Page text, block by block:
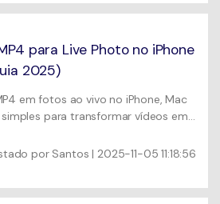
mais recentes.
para Live Photo no iPhone
2025)
em fotos ao vivo no iPhone, Mac
para transformar vídeos em
por Santos | 2025-11-05 11:18:56